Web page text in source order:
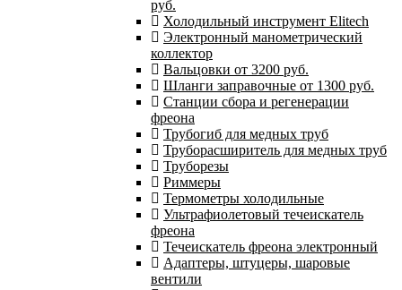
руб.
Холодильный инструмент Elitech
Электронный манометрический
коллектор
Вальцовки от 3200 руб.
Шланги заправочные от 1300 руб.
Станции сбора и регенерации
фреона
Трубогиб для медных труб
Труборасширитель для медных труб
Труборезы
Риммеры
Термометры холодильные
Ультрафиолетовый течеискатель
фреона
Течеискатель фреона электронный
Адаптеры, штуцеры, шаровые
вентили